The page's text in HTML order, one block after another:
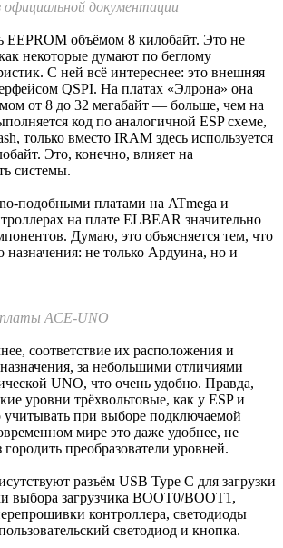
на мощностях АО «Микрон»
так называемого первого
разрабатывается, производится и
Кристаллы делаются по техпроцессу
в Зеленограде (Москве) и
сибирской компанией «Элрон». К
она в Новосибирске, а не в более
Было бы весело — суровая челябинская
ACE-UNO
несколько плат. Помимо вариаций Uno-
с разным объёмом памяти и наличием-
JTAG-программатора в комплекте
ACE-NANO. AC VER обозначает